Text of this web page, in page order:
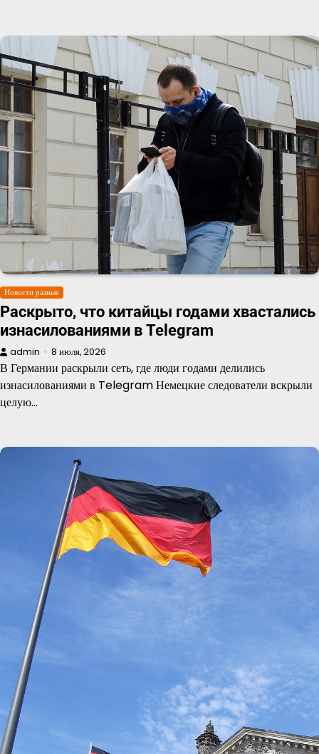
Новости разные
Раскрыто, что китайцы годами хвастались
изнасилованиями в Telegram
admin 8 июля, 2026
В Германии раскрыли сеть, где люди годами делились
изнасилованиями в Telegram Немецкие следователи вскрыли
целую…